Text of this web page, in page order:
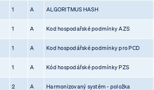
1 A ALGORITMUS HASH
1 A Kod hospodařské podmínky AZS
1 A Kod hospodářské podmínky pro PCD
1 A Kód hospodářské podmínky PZS
2 A Harmonizovaný systém - položka